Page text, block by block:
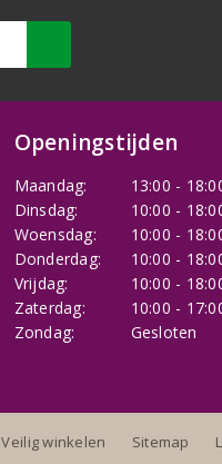
Openingstijden
Maandag:
13:00 -
Dinsdag:
10:00 -
Woensdag:
10:00 -
Donderdag:
10:00 -
Vrijdag:
10:00 -
Zaterdag:
10:00 -
Zondag:
Gesloten
Veilig winkelen Sitemap